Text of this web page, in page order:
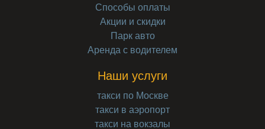
Способы оплаты
Акции и скидки
Парк авто
Аренда с водителем
Наши услуги
такси по Москве
такси в аэропорт
такси на вокзалы